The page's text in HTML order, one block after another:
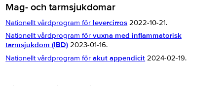
Mag- och tarmsjukdomar
Nationellt vårdprogram för levercirros 2022-10-21.
Nationellt vårdprogram förvuxna med inflammatorisk
tarmsjukdom (IBD) 2023-01-16.
Nationellt vårdprogram förakut appendicit 2024-02-19.